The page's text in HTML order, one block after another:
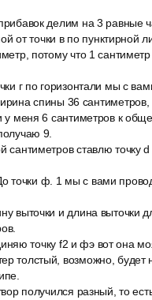
делим на 3 равные
от точки в по пунктирной
потому что 1
г по горизонтали мы с
спины 36 сантиметров,
меня 6 сантиметров к
9.
ставлю точку d
точки ф. 1 мы с вами
выточки и длина выточки
точку f2 и фэ вот она
толстый, возможно, будет
получился разный, то